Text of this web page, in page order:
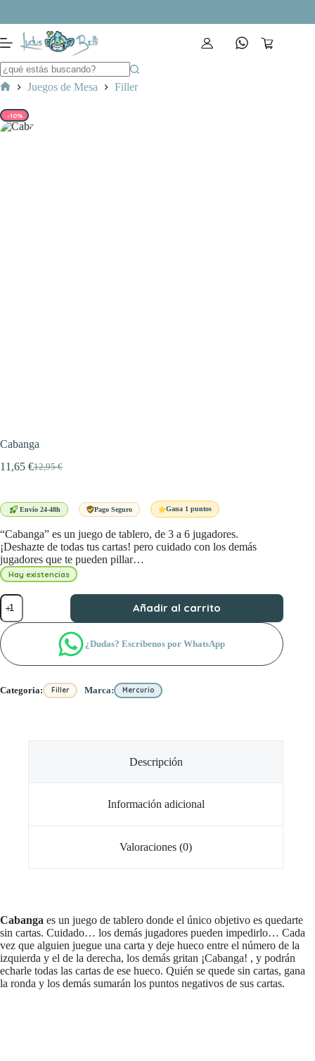
contenido
Carro
Juegos de Mesa Filler
-10%
Cabanga
12,95€
El
era:
11,65 €El
es:
Envío 24-48h Pago Seguro Gana 1 puntos
“Cabanga” es un juego de tablero, de 3 a 6 jugadores.
¡Deshazte de todas tus cartas! pero cuidado con los demás
jugadores que te pueden pillar…
Hay existencias
Cabanga
cantidad
Añadir al carrito
¿Dudas? Escríbenos por WhatsApp
Categoria: Filler Marca: Mercurio
Descripción
Información adicional
Valoraciones (0)
Cabanga es un juego de tablero donde el único objetivo es quedarte
sin cartas. Cuidado… los demás jugadores pueden impedirlo… Cada
vez que alguien juegue una carta y deje hueco entre el número de la
izquierda y el de la derecha, los demás gritan ¡Cabanga! , y podrán
echarle todas las cartas de ese hueco. Quién se quede sin cartas, gana
la ronda y los demás sumarán los puntos negativos de sus cartas.